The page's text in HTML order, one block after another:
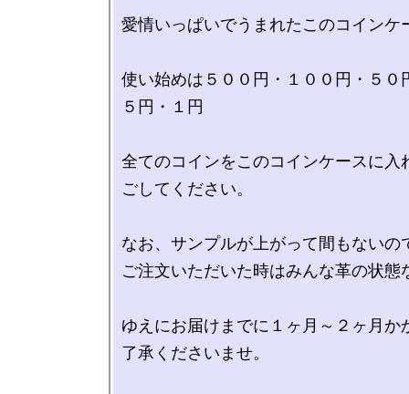
愛情いっぱいでうまれたこのコインケ
使い始めは５００円・１００円・５０
５円・１円
全てのコインをこのコインケースに入
ごしてください。
なお、サンプルが上がって間もないの
ご注文いただいた時はみんな革の状態
ゆえにお届けまでに１ヶ月～２ヶ月か
了承くださいませ。